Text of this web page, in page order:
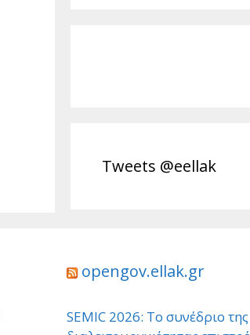
Tweets @eellak
opengov.ellak.gr
SEMIC 2026: Το συνέδριο της